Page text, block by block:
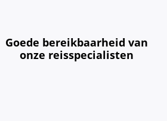
Goede bereikbaarheid van
onze reisspecialisten